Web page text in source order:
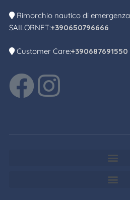
Rimorchio nautico di emergenza
SAILORNET:+390650796666
Customer Care:+390687691550